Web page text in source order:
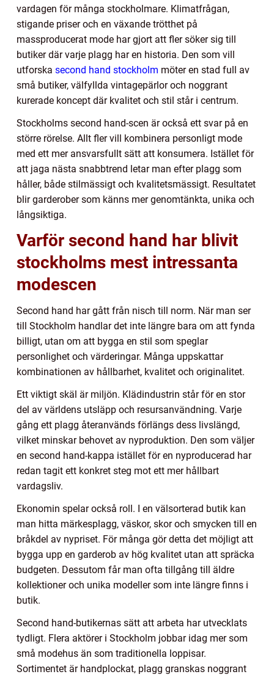
vardagen för många stockholmare. Klimatfrågan,
stigande priser och en växande trötthet på
massproducerat mode har gjort att fler söker sig till
butiker där varje plagg har en historia. Den som vill
utforska second hand stockholm möter en stad full av
små butiker, välfyllda vintagepärlor och noggrant
kurerade koncept där kvalitet och stil står i centrum.
Stockholms second hand-scen är också ett svar på en
större rörelse. Allt fler vill kombinera personligt mode
med ett mer ansvarsfullt sätt att konsumera. Istället för
att jaga nästa snabbtrend letar man efter plagg som
håller, både stilmässigt och kvalitetsmässigt. Resultatet
blir garderober som känns mer genomtänkta, unika och
långsiktiga.
Varför second hand har blivit
stockholms mest intressanta
modescen
Second hand har gått från nisch till norm. När man ser
till Stockholm handlar det inte längre bara om att fynda
billigt, utan om att bygga en stil som speglar
personlighet och värderingar. Många uppskattar
kombinationen av hållbarhet, kvalitet och originalitet.
Ett viktigt skäl är miljön. Klädindustrin står för en stor
del av världens utsläpp och resursanvändning. Varje
gång ett plagg återanvänds förlängs dess livslängd,
vilket minskar behovet av nyproduktion. Den som väljer
en second hand-kappa istället för en nyproducerad har
redan tagit ett konkret steg mot ett mer hållbart
vardagsliv.
Ekonomin spelar också roll. I en välsorterad butik kan
man hitta märkesplagg, väskor, skor och smycken till en
bråkdel av nypriset. För många gör detta det möjligt att
bygga upp en garderob av hög kvalitet utan att spräcka
budgeten. Dessutom får man ofta tillgång till äldre
kollektioner och unika modeller som inte längre finns i
butik.
Second hand-butikernas sätt att arbeta har utvecklats
tydligt. Flera aktörer i Stockholm jobbar idag mer som
små modehus än som traditionella loppisar.
Sortimentet är handplockat, plagg granskas noggrant